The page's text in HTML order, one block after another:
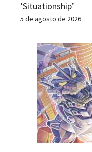
‘Situationship’
5 de agosto de 2026